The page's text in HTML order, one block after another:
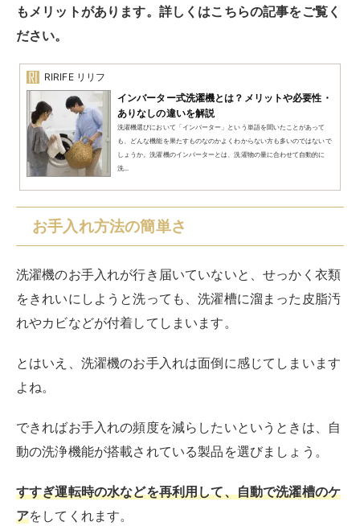
すすぎ運転時の水などを再利用して、自動で洗濯槽のケ
アをしてくれます。
多くの洗濯機に搭載されている槽洗浄モードは手動で設
定する必要があり、つい掃除を後回しにしがちなので、
自動洗浄機能の採用された洗濯機で清潔さを保ちましょ
う。
節水・節電機能の高さ
稼働率の高い家電である洗濯機を選ぶ際には、節水・節
電機能面にも注目して選びたいところです。
日々で見るランニングコストは小さいですが、長期的に
見れば大きな金額になっていきます。
ほとんど毎日のように洗濯機を稼働させる家庭では、節
水・節電面に優れた省エネモデルであるかどうかにも注
目して選んでみましょう。
静音性に優れているとご紹介したインバーター搭載のモ
デルは、洗濯量などに応じてモーターを自動でコントロ
ールしてくれるため、節電・節水に効果的